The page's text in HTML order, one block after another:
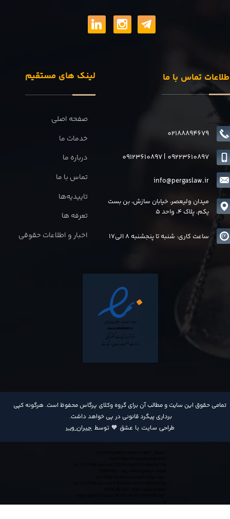
​تمامی حقوق این سایت و مطالب آن برای گروه وکلای پرگاس محفوظ است. هرگونه کپی
برداری پیگرد قانونی در پی خواهد داشت​​​​​​​.
طراحی سایت با عشق 🧡 توسط جیران وب
لینک های مستقیم
صفحه اصلی
خدمات ما
درباره ما
تماس با ما
تاییدیه‌ها
تعرفه ها
اخبار و اطلاعات حقوقی
تماس با ما
02188894679
info@pergaslaw.ir
09123610897| 09223610897
میدان ولیعصر، خیابان سازش، بن بست
یکم، پلاک 4، واحد 5
ساعت کاری: شنبه تا پنجشنبه 8 الی17